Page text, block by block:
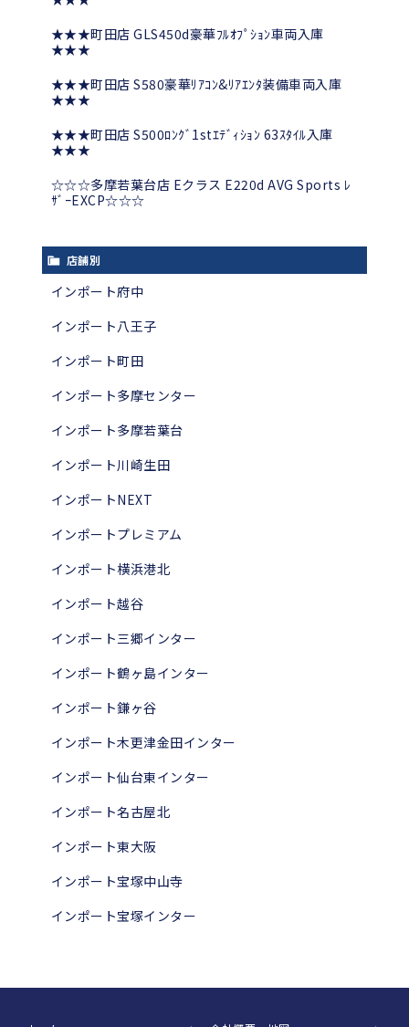
★★★町田店 GLS450d豪華ﾌﾙｵﾌﾟｼｮﾝ車両入庫
★★★
★★★町田店 S580豪華ﾘｱｺﾝ&ﾘｱｴﾝﾀ装備車両入庫
★★★
★★★町田店 S500ﾛﾝｸﾞ1stｴﾃﾞｨｼｮﾝ 63ｽﾀｲﾙ入庫
★★★
☆☆☆多摩若葉台店 Eクラス E220d AVG Sports ﾚ
ｻﾞｰEXCP☆☆☆
店舗別
インポート府中
インポート八王子
インポート町田
インポート多摩センター
インポート多摩若葉台
インポート川崎生田
インポートNEXT
インポートプレミアム
インポート横浜港北
インポート越谷
インポート三郷インター
インポート鶴ヶ島インター
インポート鎌ヶ谷
インポート木更津金田インター
インポート仙台東インター
インポート名古屋北
インポート東大阪
インポート宝塚中山寺
インポート宝塚インター